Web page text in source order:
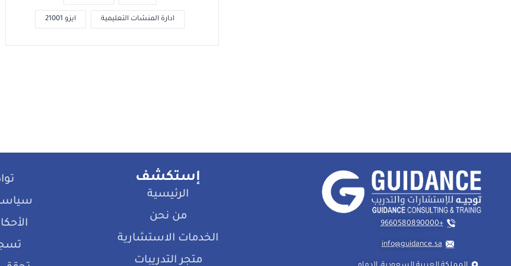
ادارة المنشات التعليمية ايزو 21001
+9660580890000
info@guidance.sa
إستكشف
الرئيسية
من نحن
الخدمات الاستشارية
متجر التدريبات